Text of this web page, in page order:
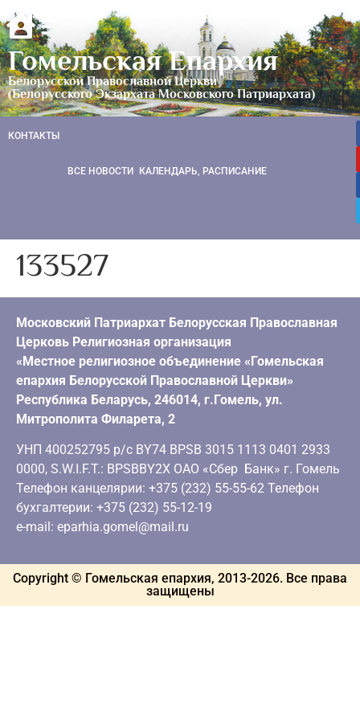
Гомельская Епархия
Белорусской Православной Церкви
(Белорусского Экзархата Московского Патриархата)
КОНТАКТЫ
ВСЕ НОВОСТИ КАЛЕНДАРЬ, РАСПИСАНИЕ
133527
Московский Патриархат Белорусская Православная
Церковь Религиозная организация
«Местное религиозное объединение «Гомельская
епархия Белорусской Православной Церкви»
Республика Беларусь, 246014, г.Гомель, ул.
Митрополита Филарета, 2
УНП 400252795 р/с BY74 BPSB 3015 1113 0401 2933
0000, S.W.I.F.T.: BPSBBY2X ОАО «Сбер Банк» г. Гомель
Телефон канцелярии: +375 (232) 55-55-62 Телефон
бухгалтерии: +375 (232) 55-12-19
e-mail: eparhia.gomel@mail.ru
Copyright © Гомельская епархия, 2013-2026. Все права
защищены